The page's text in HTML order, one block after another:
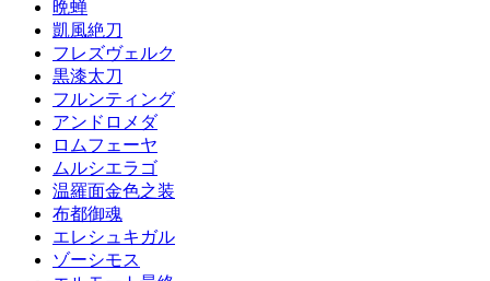
晩蝉
凱風絶刀
フレズヴェルク
黒漆太刀
フルンティング
アンドロメダ
ロムフェーヤ
ムルシエラゴ
温羅面金色之装
布都御魂
エレシュキガル
ゾーシモス